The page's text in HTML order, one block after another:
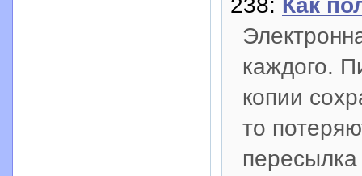
каждого.
копии
то